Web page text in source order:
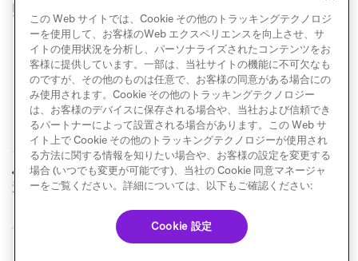
照してください。
前へ テストキャンバスの
送信
次へ
リテンションレポー
© Braze. All Rights Reserved Privacy Policy
この Web サイトでは、Cookie その他のトラッキングテクノロジ
ーを使用して、お客様のWeb エクスペリエンスを向上させ、サ
イトの使用状況を分析し、パーソナライズされたコンテンツをお
客様に提供しています。一部は、当社サイトの機能に不可欠なも
のですが、その他のものは任意で、お客様の同意がある場合にの
み使用されます。Cookie その他のトラッキングテクノロジー
は、お客様のデバイスに保存される場合や、当社および信頼でき
るパートナーによって設置される場合があります。この Web サ
イト上で Cookie その他のトラッキングテクノロジーが使用され
る方法に関する情報を知りたい場合や、お客様の設定を変更する
場合 (いつでも変更が可能です)、当社の Cookie 同意マネージャ
ーをご覧ください。詳細については、以下もご確認ください:
Cookie 設定